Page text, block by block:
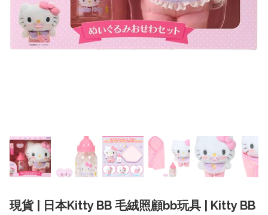
現貨 | 日本Kitty BB 毛絨照顧bb玩具 | Kitty BB